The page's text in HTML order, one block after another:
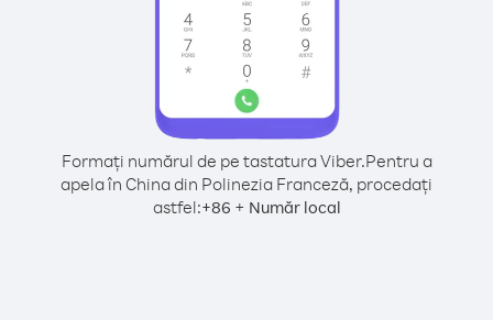
Formați numărul de pe tastatura Viber.Pentru a
apela în China din Polinezia Franceză, procedați
astfel:+86 + Număr local